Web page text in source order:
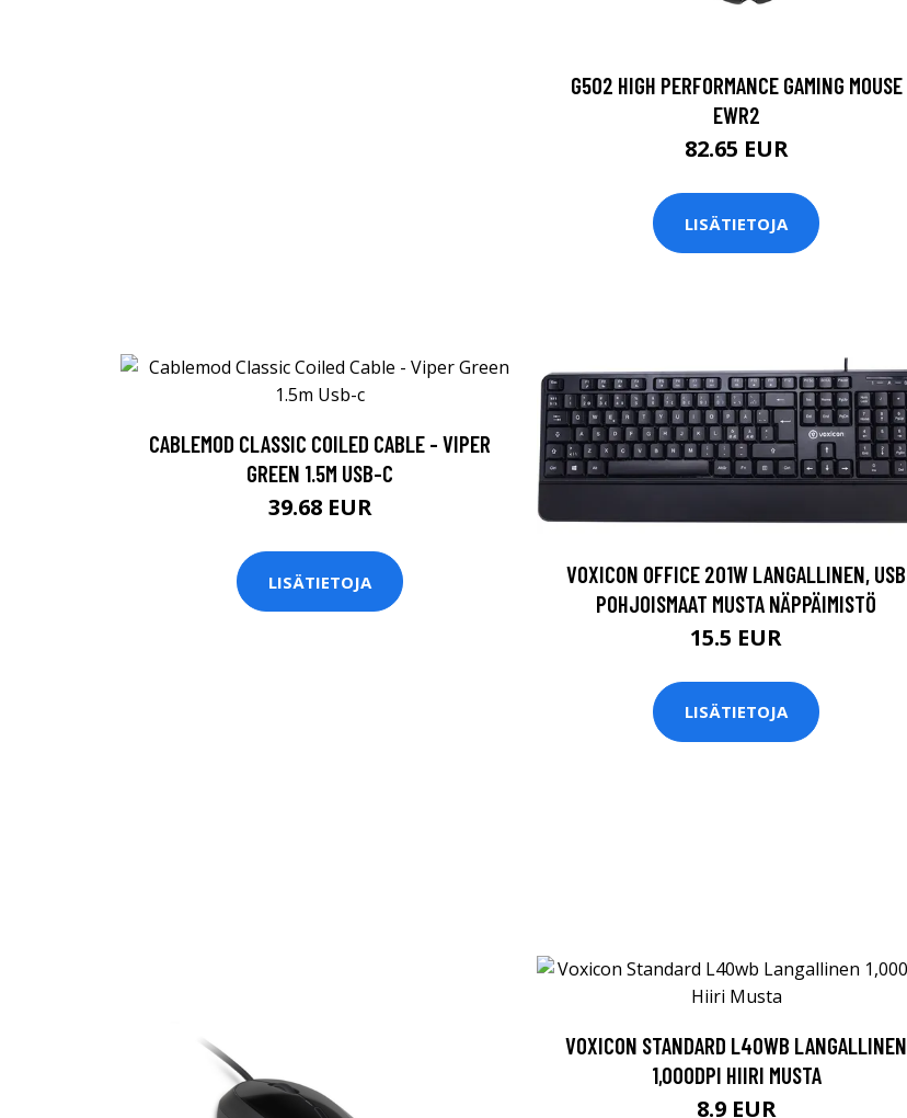
G502 HIGH PERFORMANCE GAMING MOUSE
EWR2
82.65 EUR
LISÄTIETOJA
CABLEMOD CLASSIC COILED CABLE - VIPER
GREEN 1.5M USB-C
39.68 EUR
LISÄTIETOJA
VOXICON OFFICE 201W LANGALLINEN, USB
POHJOISMAAT MUSTA NÄPPÄIMISTÖ
15.5 EUR
LISÄTIETOJA
VOXICON STANDARD L40WB LANGALLINEN
1,000DPI HIIRI MUSTA
8.9 EUR